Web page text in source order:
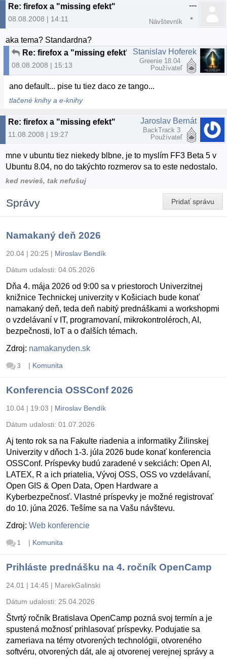
Re: firefox a "missing efekt"
08.08.2008 | 14:11
---
Návštevník
aka tema? Standardna?
Re: firefox a "missing efekt"
08.08.2008 | 15:13
Stanislav Hoferek
Greenie 18.04
Používateľ
ano default... pise tu tiez daco ze tango...
tlačené knihy a e-knihy
Re: firefox a "missing efekt"
11.08.2008 | 19:27
Jaroslav Bernát
BackTrack 3
Používateľ
mne v ubuntu tiez niekedy blbne, je to myslím FF3 Beta 5 v
Ubuntu 8.04, no do takýchto rozmerov sa to este nedostalo.
ked nevieš, tak nefušuj
Pridať správu
Správy
Namakaný deň 2026
20.04 | 20:25 | Miroslav Bendík
Dátum udalosti: 04.05.2026
Dňa 4. mája 2026 od 9:00 sa v priestoroch Univerzitnej
knižnice Technickej univerzity v Košiciach bude konať
namakaný deň, teda deň nabitý prednáškami a workshopmi
o vzdelávaní v IT, programovaní, mikrokontroléroch, AI,
bezpečnosti, IoT a o ďalších témach.
Zdroj: namakanyden.sk
3 | Komunita
Konferencia OSSConf 2026
10.04 | 19:03 | Miroslav Bendík
Dátum udalosti: 01.07.2026
Aj tento rok sa na Fakulte riadenia a informatiky Žilinskej
Univerzity v dňoch 1-3. júla 2026 bude konať konferencia
OSSConf. Príspevky budú zaradené v sekciách: Open AI,
LATEX, R a ich priatelia, Vývoj OSS, OSS vo vzdelávaní,
Open GIS & Open Data, Open Hardware a
Kyberbezpečnosť. Vlastné príspevky je možné registrovať
do 10. júna 2026. Tešíme sa na Vašu návštevu.
Zdroj: Web konferencie
1 | Komunita
Prihláste prednášku na 4. ročník OpenCamp
24.01 | 14:45 | MarekGalinski
Dátum udalosti: 25.04.2026
Štvrtý ročník Bratislava OpenCamp pozná svoj termín a je
spustená možnosť prihlasovať príspevky. Podujatie sa
zameriava na témy otvorených technológii, otvoreného
softvéru, otvorených dát, ale aj otvorenej verejnej správy a